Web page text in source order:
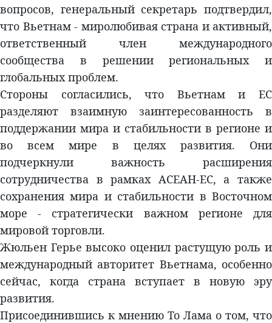
вопросов, генеральный секретарь подтвердил,
что Вьетнам - миролюбивая страна и активный,
ответственный член международного
сообщества в решении региональных и
глобальных проблем.
Стороны согласились, что Вьетнам и ЕС
разделяют взаимную заинтересованность в
поддержании мира и стабильности в регионе и
во всем мире в целях развития. Они
подчеркнули важность расширения
сотрудничества в рамках АСЕАН-ЕС, а также
сохранения мира и стабильности в Восточном
море - стратегически важном регионе для
мировой торговли.
Жюльен Герье высоко оценил растущую роль и
международный авторитет Вьетнама, особенно
сейчас, когда страна вступает в новую эру
развития.
Присоединившись к мнению То Лама о том, что